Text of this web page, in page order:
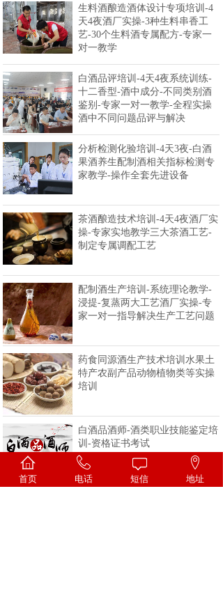
生料酒酿造酒体设计专项培训-4
天4夜酒厂实操-3种生料串香工
艺-30个生料酒专属配方-专家一
对一教学
白酒品评培训-4天4夜系统训练-
十二香型-酒中成分-不同类别酒
鉴别-专家一对一教学-全程实操
酒中不同问题品评与解决
分析检测化验培训-4天3夜-白酒
果酒养生配制酒相关指标检测专
家教学-操作全套先进设备
茶酒酿造技术培训-4天4夜酒厂实
操-专家实地教学三大茶酒工艺-
制定专属调配工艺
配制酒生产培训-系统理论教学-
浸提-复蒸两大工艺酒厂实操-专
家一对一指导解决生产工艺问题
药食同源酒生产技术培训水果土
特产农副产品动物植物类等实操
培训
白酒品酒师-酒类职业技能鉴定培
训-资格证书考试
首页 电话 短信 地址